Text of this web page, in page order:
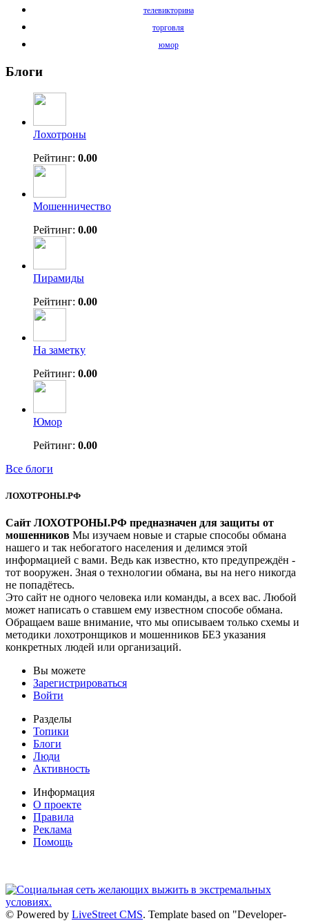
телевикторина
торговля
юмор
Блоги
Лохотроны
Рейтинг: 0.00
Мошенничество
Рейтинг: 0.00
Пирамиды
Рейтинг: 0.00
На заметку
Рейтинг: 0.00
Юмор
Рейтинг: 0.00
Все блоги
ЛОХОТРОНЫ.РФ
Сайт ЛОХОТРОНЫ.РФ предназначен для защиты от
мошенников Мы изучаем новые и старые способы обмана
нашего и так небогатого населения и делимся этой
информацией с вами. Ведь как известно, кто предупреждён -
тот вооружен. Зная о технологии обмана, вы на него никогда
не попадётесь.
Это сайт не одного человека или команды, а всех вас. Любой
может написать о ставшем ему известном способе обмана.
Обращаем ваше внимание, что мы описываем только схемы и
методики лохотронщиков и мошенников БЕЗ указания
конкретных людей или организаций.
Вы можете
Зарегистрироваться
Войти
Разделы
Топики
Блоги
Люди
Активность
Информация
О проекте
Правила
Реклама
Помощь
© Powered by LiveStreet CMS. Template based on "Developer-